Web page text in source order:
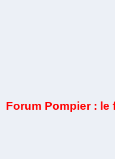
Forum Pompier : le